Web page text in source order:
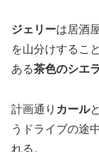
ジェリーは居酒
を山分けするこ
ある茶色のシエラ
計画通り カールと
うドライブの途中
れる。